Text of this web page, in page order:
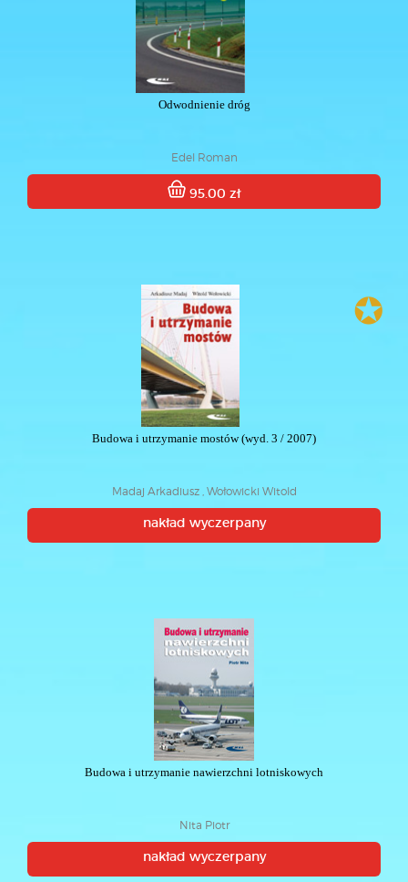
Odwodnienie dróg
Edel Roman
95.00 zł
✪
Budowa i utrzymanie mostów (wyd. 3 / 2007)
Madaj Arkadiusz , Wołowicki Witold
nakład wyczerpany
Budowa i utrzymanie nawierzchni lotniskowych
Nita Piotr
nakład wyczerpany